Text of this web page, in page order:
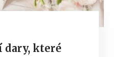
dary, které